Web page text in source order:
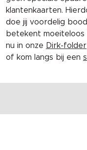
klantenkaarten.
doe jij voordelig
betekent
nu in onze Dirk-folder
of kom langs bij een